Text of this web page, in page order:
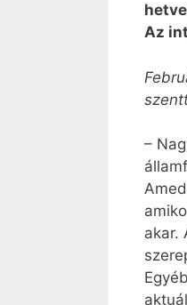
Az
–
akar.